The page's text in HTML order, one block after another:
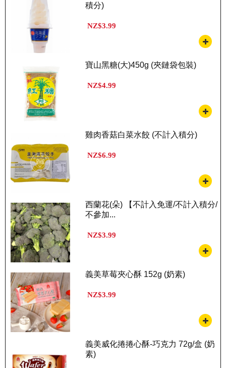
積分)
NZ$3.99
寶山黑糖(大)450g (夾鏈袋包裝)
NZ$4.99
雞肉香菇白菜水餃 (不計入積分)
NZ$6.99
西蘭花(朵) 【不計入免運/不計入積分/
不參加...
NZ$3.99
義美草莓夾心酥 152g (奶素)
NZ$3.99
義美威化捲捲心酥-巧克力 72g/盒 (奶
素)